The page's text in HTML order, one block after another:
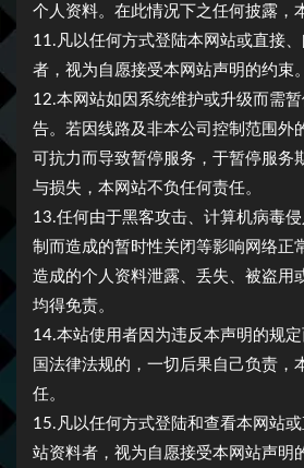
个人资料。在此情况下之任何披露，
11.凡以任何方式登陆本网站或直接
者，视为自愿接受本网站声明的约束。
12.本网站如因系统维护或升级而需
告。若因线路及非本公司控制范围外
可抗力而导致暂停服务，于暂停服务
与损失，本网站不负任何责任。
13.任何由于黑客攻击、计算机病毒
制而造成的暂时性关闭等影响网络正
造成的个人资料泄露、丢失、被盗用
均得免责。
14.本站使用者因为违反本声明的规
国法律法规的，一切后果自己负责，
任。
15.凡以任何方式登陆和查看本网站
站资料者，视为自愿接受本网站声明